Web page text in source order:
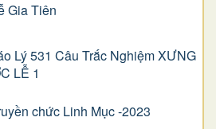
Gia Tiên
Lý 531 Câu Trắc Nghiệm XƯNG
LỄ 1
chức Linh Mục -2023